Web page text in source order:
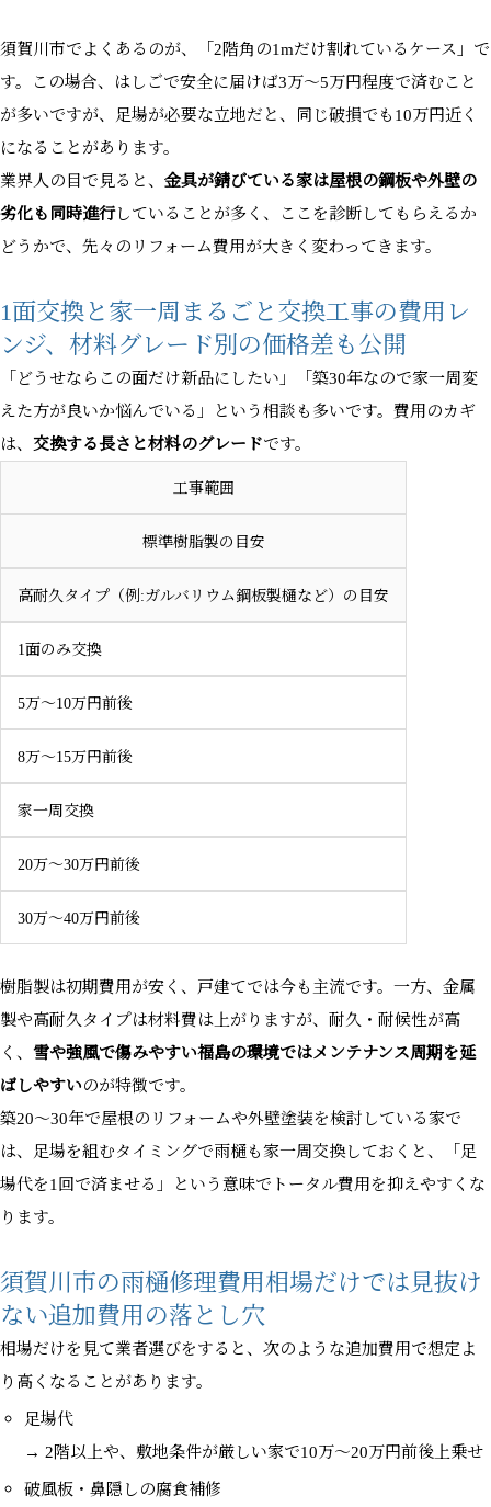
須賀川市でよくあるのが、「2階角の1mだけ割れているケース」で
す。この場合、はしごで安全に届けば3万〜5万円程度で済むこと
が多いですが、足場が必要な立地だと、同じ破損でも10万円近く
になることがあります。
業界人の目で見ると、 金具が錆びている家は屋根の鋼板や外壁の
劣化も同時進行していることが多く、ここを診断してもらえるか
どうかで、先々のリフォーム費用が大きく変わってきます。
1面交換と家一周まるごと交換工事の費用レ
ンジ、材料グレード別の価格差も公開
「どうせならこの面だけ新品にしたい」「築30年なので家一周変
えた方が良いか悩んでいる」という相談も多いです。費用のカギ
は、 交換する長さと材料のグレードです。
工事範囲
標準樹脂製の目安
高耐久タイプ（例:ガルバリウム鋼板製樋など）の目安
1面のみ交換
5万〜10万円前後
8万〜15万円前後
家一周交換
20万〜30万円前後
30万〜40万円前後
樹脂製は初期費用が安く、戸建てでは今も主流です。一方、金属
製や高耐久タイプは材料費は上がりますが、耐久・耐候性が高
く、 雪や強風で傷みやすい福島の環境ではメンテナンス周期を延
ばしやすいのが特徴です。
築20〜30年で屋根のリフォームや外壁塗装を検討している家で
は、足場を組むタイミングで雨樋も家一周交換しておくと、「足
場代を1回で済ませる」という意味でトータル費用を抑えやすくな
ります。
須賀川市の雨樋修理費用相場だけでは見抜け
ない追加費用の落とし穴
相場だけを見て業者選びをすると、次のような追加費用で想定よ
り高くなることがあります。
足場代
→ 2階以上や、敷地条件が厳しい家で10万〜20万円前後上乗せ
破風板・鼻隠しの腐食補修